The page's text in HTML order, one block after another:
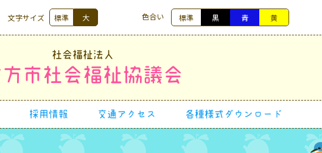
文字サイズ 標準 大 色合い 標準 黒 青 黄
社会福祉法人
市社会福祉協議会
採用情報 交通アクセス 各種様式ダウンロード